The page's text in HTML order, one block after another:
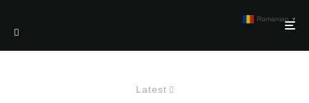
Latest
Romanian ▼